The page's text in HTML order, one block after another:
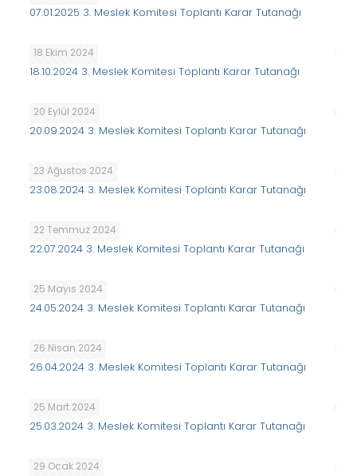
07.01.2025 3. Meslek Komitesi Toplantı Karar Tutanağı
18 Ekim 2024
18.10.2024 3. Meslek Komitesi Toplantı Karar Tutanağı
20 Eylül 2024
20.09.2024 3. Meslek Komitesi Toplantı Karar Tutanağı
23 Ağustos 2024
23.08.2024 3. Meslek Komitesi Toplantı Karar Tutanağı
22 Temmuz 2024
22.07.2024 3. Meslek Komitesi Toplantı Karar Tutanağı
25 Mayıs 2024
24.05.2024 3. Meslek Komitesi Toplantı Karar Tutanağı
26 Nisan 2024
26.04.2024 3. Meslek Komitesi Toplantı Karar Tutanağı
25 Mart 2024
25.03.2024 3. Meslek Komitesi Toplantı Karar Tutanağı
29 Ocak 2024